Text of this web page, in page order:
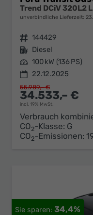
Trend DCiV 320L2
unverbindliche Lieferzeit:
Fahrzeugnr. 144429
Kraftstoff Diesel
Leistung 100 kW (136 PS)
22.12.2025
34.533,– €
incl. 19% MwSt.
55.989,– €
Verbrauch
CO2-Klasse: G
CO2-Emissionen:
34,4%